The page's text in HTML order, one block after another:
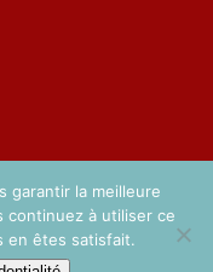
garantir la meilleure
continuez à utiliser ce
en êtes satisfait.